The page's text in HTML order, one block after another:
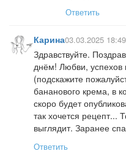
Ответить
Карина03.03.2025 18:49
Здравствуйте.
днём! Любви, успехов
(подскажите
бананового крема, в
скоро будет
так хочется рецепт...
выглядит. Заранее
Ответить